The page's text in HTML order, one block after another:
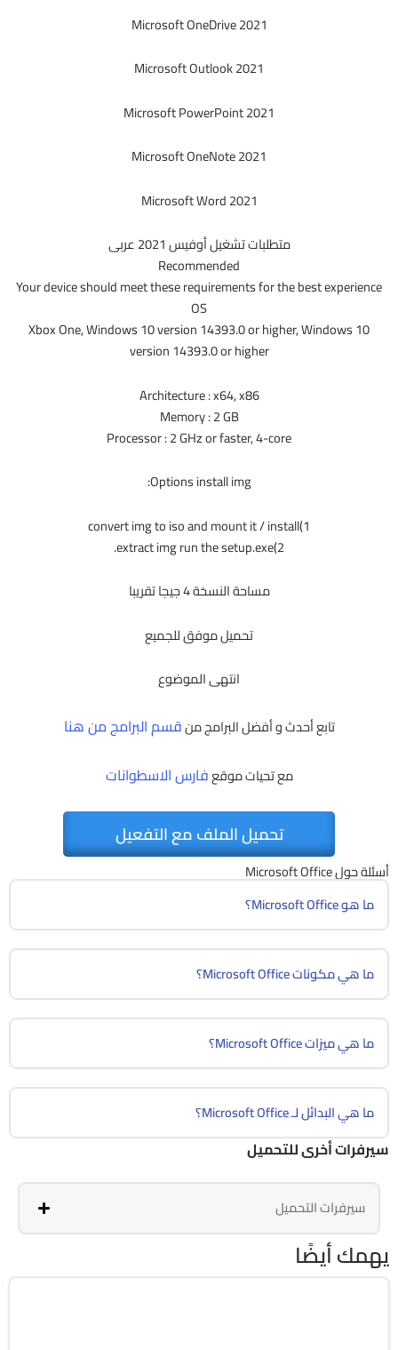
Microsoft OneDrive 2021
Microsoft Outlook 2021
Microsoft PowerPoint 2021
Microsoft OneNote 2021
Microsoft Word 2021
متطلبات تشغيل أوفيس 2021 عربى
Recommended
Your device should meet these requirements for the best experience
OS
Xbox One, Windows 10 version 14393.0 or higher, Windows 10
version 14393.0 or higher
Architecture : x64, x86
Memory : 2 GB
Processor : 2 GHz or faster, 4-core
Options install img:
1)convert img to iso and mount it / install
2)extract img run the setup.exe.
مساحة النسخة 4 جيجا تقريبا
تحميل موفق للجميع
انتهى الموضوع
تابع أحدث و أفضل البرامج منقسم البرامج من هنا
مع تحيات موقعفارس الاسطوانات
تحميل الملف مع التفعيل
أسئلة حول Microsoft Office
ما هو Microsoft Office؟
ما هي مكونات Microsoft Office؟
ما هي ميزات Microsoft Office؟
ما هي البدائل لـ Microsoft Office؟
سيرفرات أخرى للتحميل
سيرفرات التحميل
يهمك أيضًا